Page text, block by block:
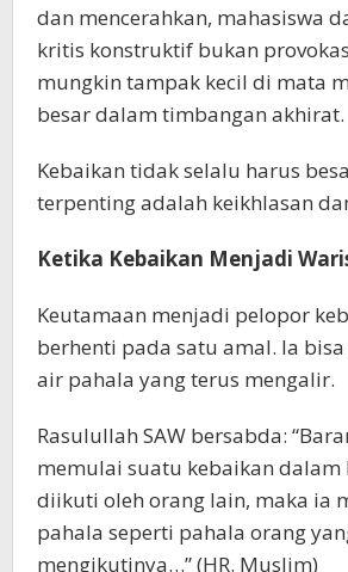
dan mencerahkan, mahasiswa
kritis konstruktif bukan
mungkin tampak kecil di mata
besar dalam timbangan akhirat.
Kebaikan tidak selalu harus
terpenting adalah keikhlasan
Ketika Kebaikan Menjadi
Keutamaan menjadi pelopor
berhenti pada satu amal. Ia
air pahala yang terus mengalir.
Rasulullah SAW bersabda:
memulai suatu kebaikan dalam
diikuti oleh orang lain, maka ia
pahala seperti pahala orang
mengikutinya…” (HR. Muslim)